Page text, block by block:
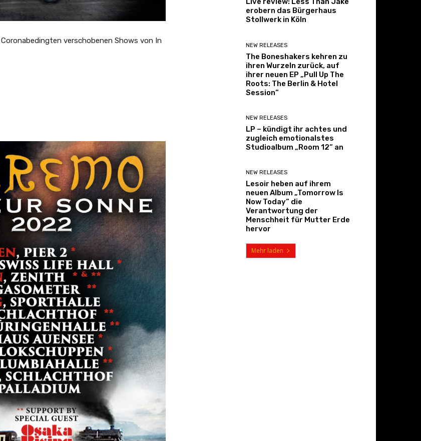
verschobenen Shows von In
erobern das Bürgerhaus
Stollwerk in Köln
NEW RELEASES
The Boneshakers kehren zu
ihren Wurzeln zurück, auf
ihrer neuen EP „Pull Up The
Roots: The Berlin & Hotel
Session“
NEW RELEASES
LP – kündigt ihr achtes und
zugleich emotionalstes
Studioalbum „Room 12“ an
NEW RELEASES
Lesoir heben auf ihrem
neuen Album „Tomorrow Is
Now Today“ die
Verantwortung der
Menschheit für Mutter Erde
hervor
Mehr laden